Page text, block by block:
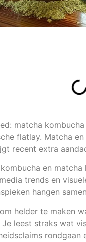
matcha
flatlay. Matcha
recent extra
en
trends en
hangen
helder te maken
leest straks wat